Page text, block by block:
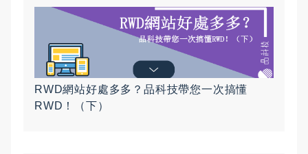
RWD網站好處多多？品科技帶您一次搞懂
RWD！（下）